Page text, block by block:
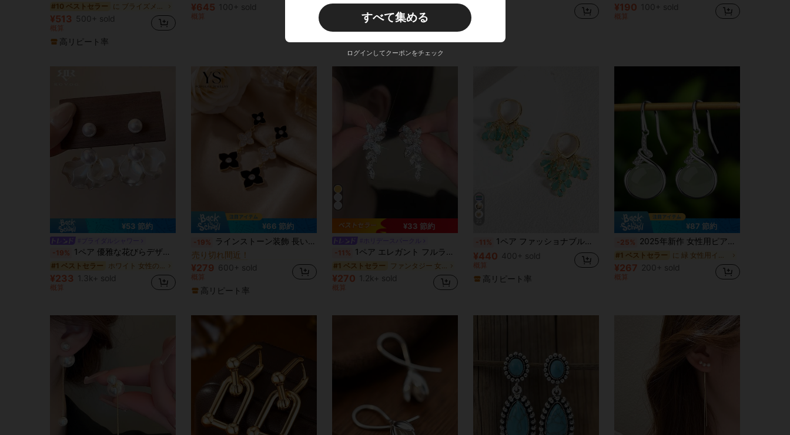
#10 ベストセラー
¥513 500+ sold
概算
高リピート率
¥645 100+ sold
概算
¥208 ¥190 100+ sold
概算
¥53 節約
-19% 1ペア 優雅な花びらデザインのピアスドロップ、ラグジュアリーな毎日の女性ファッションピアス
#1 ベストセラー
¥233 1.3k+ sold
概算
¥66 節約
-19% ラインストーン装飾 長い葉フローラルデザインピアス 1ペア、高級ジュエリーギフト 友人、母の日用
#4 ベストセラー ファンタジー 女性のブラブライヤリング
売り切れ間近！
#4 ベストセラー
売り切れ間近！
#4 ベストセラー
売り切れ間近！
#4 ベストセラー
売り切れ間近！
¥279 600+ sold
概算
高リピート率
¥33 節約
-11% 1ペア エレガント フルラインストーン タッセル ファッションピアス 女性のバンケット、ボール、ウェディング、ホリデーウェアに適しています
#1 ベストセラー
¥270 1.2k+ sold
概算
-11% 1ペア ファッショナブルな高級感のある輝くエレガントで万能な高品質のゴールド、シルバー、ピンク、カラフル、真珠光沢のある水滴&ハートジルコニアのスモールフープピアス、女性の日常着、結婚式、ガラ、パーティー、友人へのギフトに適しています
¥440 400+ sold
概算
高リピート率
¥87 節約
-25% 2025年新作 女性用ピアス 1ペア シンプル ジェイド樹脂イヤースタッズ
#1 ベストセラー
¥267 200+ sold
概算
すべて集める
ログインしてクーポンをチェック